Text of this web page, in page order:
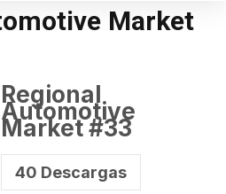
Market
Regional
Automotive
Market #33
40 Descargas